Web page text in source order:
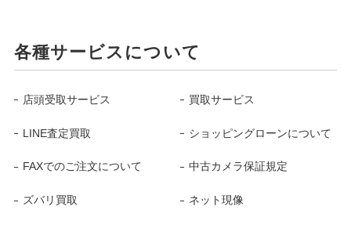
各種サービスについて
店頭受取サービス 買取サービス
LINE査定買取 ショッピングローンについて
FAXでのご注文について 中古カメラ保証規定
ズバリ買取 ネット現像